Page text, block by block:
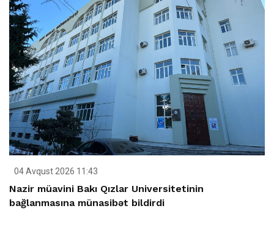
04 Avqust 2026 11:43
Nazir müavini Bakı Qızlar Universitetinin
bağlanmasına münasibət bildirdi